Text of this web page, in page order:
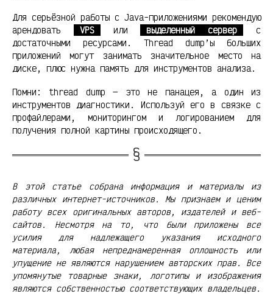
Для серьёзной работы с Java-приложениями рекомендую
арендовать
VPS или выделенный сервер
с
достаточными ресурсами. Thread dump’ы больших
приложений могут занимать значительное место на
диске, плюс нужна память для инструментов анализа.
Помни: thread dump — это не панацея, а один из
инструментов диагностики. Используй его в связке с
профайлерами, мониторингом и логированием для
получения полной картины происходящего.
В этой статье собрана информация и материалы из
различных интернет-источников. Мы признаем и ценим
работу всех оригинальных авторов, издателей и веб-
сайтов. Несмотря на то, что были приложены все
усилия для надлежащего указания исходного
материала, любая непреднамеренная оплошность или
упущение не являются нарушением авторских прав. Все
упомянутые товарные знаки, логотипы и изображения
являются собственностью соответствующих владельцев.